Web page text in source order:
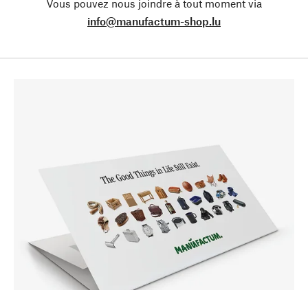
Vous pouvez nous joindre à tout moment via
info@manufactum-shop.lu